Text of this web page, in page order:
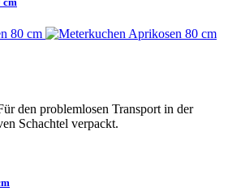
den problemlosen Transport in der
Schachtel verpackt.